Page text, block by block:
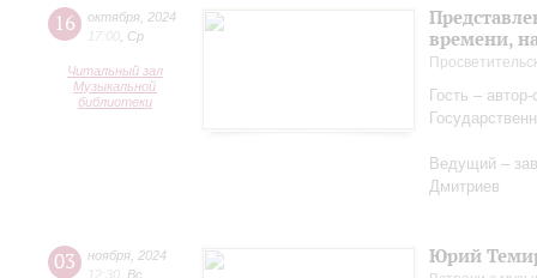
16 октября 2024
17:00 Ср
Читальный зал
Музыкальной
библиотеки
времени,
Гость –
Ведущий –
Дмитриев
03 ноября 2024
12:30 Вс
Юрий